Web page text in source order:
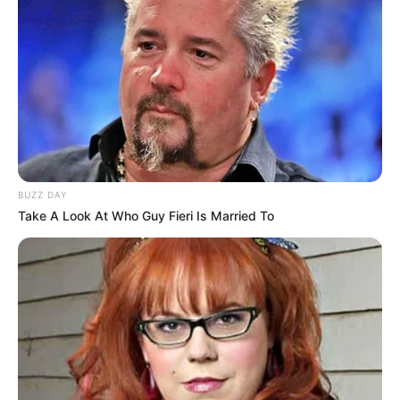
Aussichtstürme
Kletterparks
Tier- und Zooparks
Ausflug mit der Bahn
Fremdenverkehrsamt und Tourist Information
Hotel Chemnitz
Lage des Botanischen Gartens in Chemnitz:
Hier kann die Route zu diesem Ausflugszielberechnet
, auch vom aktuellen Standort aus. Außerdem
bieten wir die GPS-Daten als Wegpunkt zum Download
BUZZ DAY
Take A Look At Who Guy Fieri Is Married To